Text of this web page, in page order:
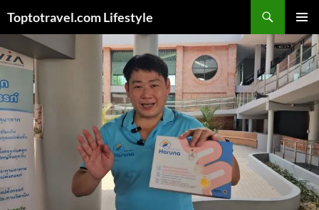
content
Toptotravel.com Lifestyle
MENU